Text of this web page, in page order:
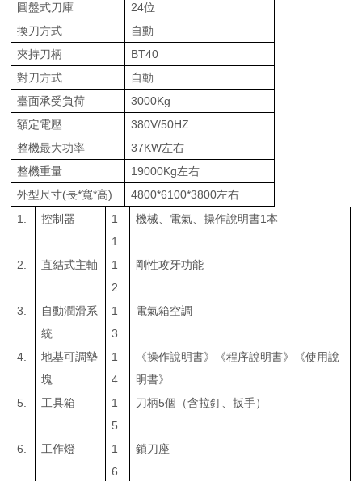
圓盤式刀庫
24位
換刀方式
自動
夾持刀柄
BT40
對刀方式
自動
臺面承受負荷
3000Kg
額定電壓
380V/50HZ
整機最大功率
37KW左右
整機重量
19000Kg左右
外型尺寸(長*寬*高)
4800*6100*3800左右
1. 控制器
1
1.
機械、電氣、操作說明書1本
2. 直結式主軸
1
2.
剛性攻牙功能
3.
自動潤滑系
統
1
3.
電氣箱空調
4.
地基可調墊
塊
1
4.
《操作說明書》《程序說明書》《使用說
明書》
5.
工具箱
1
5.
刀柄5個（含拉釘、扳手）
6. 工作燈
1
6.
鎖刀座